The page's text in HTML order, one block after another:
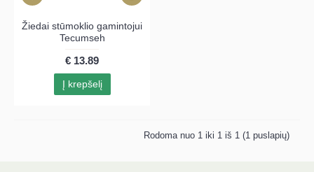
Žiedai stūmoklio gamintojui
Tecumseh
€ 13.89
Į krepšelį
Rodoma nuo 1 iki 1 iš 1 (1 puslapių)